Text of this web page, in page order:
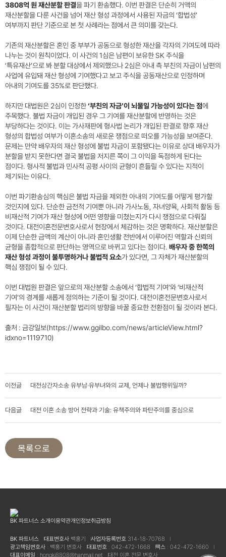
3808억 원 재산분할 판결을 파기 환송했다. 이번 판결은 단순히 거액의
재산분할을 다룬 사건을 넘어 재산 형성 과정에서 사용된 자금의 ‘합법성’
여부까지 판단 기준으로 본 첫 사례라는 점에서 큰 의미를 갖는다.
기존의 재산분할은 혼인 중 부부가 공동으로 형성한 재산을 각자의 기여도에 따라
나누는 것이 원칙이었다. 이 사건의 1심은 남편이 보유한 SK 주식을
‘특유재산’으로 봐 분할 대상에서 제외했으나 2심은 아내 측 부친의 자금이 남편의
사업에 유입돼 재산 형성에 기여했다고 보고 주식을 공동재산으로 인정하며
아내의 기여도를 35%로 판단했다.
하지만 대법원은 2심이 인정한‘부친의 자금’이 뇌물일 가능성이 있다는 점에
주목했다. 불법 자금이 개입된 경우 그 기여를 재산분할에 반영하는 것은
부당하다는 것이다. 이는 가사재판에 형사법 논리가 개입된 판결로 향후 재산
형성의 합법성 여부가 이혼소송의 새로운 쟁점으로 떠오를 가능성을 보여준다.
문제는 만약 배우자의 재산 형성에 불법 자금이 포함됐다는 이유로 상대 배우자가
분할을 받지 못한다면 결국 불법을 저지른 쪽이 그 이익을 독점하게 된다는
점이다. 형사적 불법과 민사적 공평 사이의 균형이 흔들릴 수 있다는 지적이
제기되는 이유다.
이번 파기환송심의 핵심은 불법 자금을 제외한 아내의 기여도를 어떻게 평가할
것인지에 있다. 단순한 금전적 기여뿐 아니라 가사노동, 자녀양육, 사회적 활동 등
비재산적 기여가 재산 형성에 어떤 영향을 미쳤는지가 다시 쟁점으로 다뤄질
것이다. 대전이혼전문변호사로서 현장에서 체감하는 것은 명확하다. 재산분할은
이제 단순한 금액의 계산이 아니라 혼인생활 전반에서 이루어진 역할과 신뢰의
균형을 종합적으로 판단하는 영역으로 바뀌고 있다는 점이다. 배우자 중 한쪽의
재산 형성 과정이 불투명하거나 불법적 요소가 있다면, 그 자체가 재산분할의
핵심 쟁점이 될 수 있다.
이번 대법원 판결은 앞으로의 재산분할 소송에서 ‘합법적 기여’와 ‘비재산적
기여’의 경계를 새롭게 정의하는 기준이 될 것이다. 대전이혼전문변호사로서
필자는 이 사건이 재산분할 법리의 방향을 바꿀 중요한 전환점이 될 것이라 본다.
출처 : 금강일보(https://www.ggilbo.com/news/articleView.html?
idxno=1119710)
이전글 대전상간자소송 유부남·유부녀와의 교제, 언제나 불법행위일까?
다음글 대전 이혼 소송 방어 전략과 기술: 유책주의와 파탄주의를 중심으로
BK 파트너스 소개이용약관개인정보취급방침
BK 파트너스 대표변호사 백홍기 사업자등록번호 314-18-70768
광고책임변호사 : 백홍기 변호사 대표번호 : 042-472-1668 팩스 : 042-472-1660
대표이메일 : hongki8808@hanmail.net 대전 이혼 전문 변호사